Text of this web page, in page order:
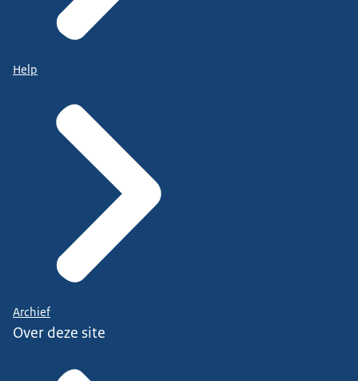
Help
Archief
Over deze site